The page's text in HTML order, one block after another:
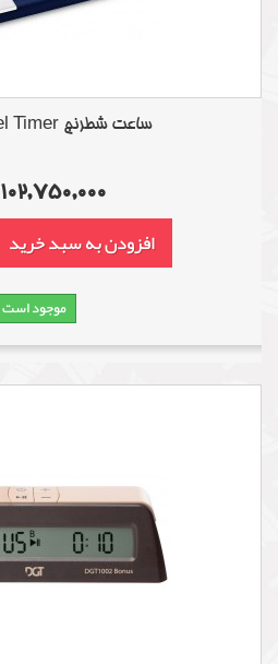
ساعت شطرنج DGT Travel Timer
102,750,000 ریال
افزودن به سبد خرید
موجود است